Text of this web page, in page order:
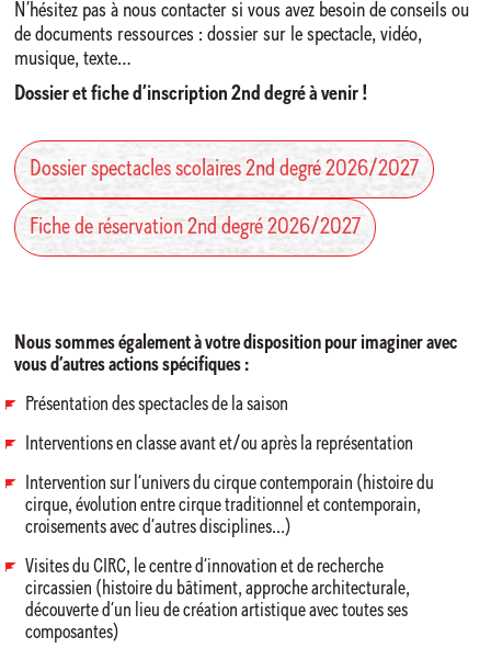
N’hésitez pas à nous contacter si vous avez besoin de conseils ou
de documents ressources : dossier sur le spectacle, vidéo,
musique, texte…
Dossier et fiche d’inscription 2nd degré à venir !
Dossier spectacles scolaires 2nd degré 2026/2027
Fiche de réservation 2nd degré 2026/2027
Nous sommes également à votre disposition pour imaginer avec
vous d’autres actions spécifiques :
Présentation des spectacles de la saison
Interventions en classe avant et/ou après la représentation
Intervention sur l’univers du cirque contemporain (histoire du
cirque, évolution entre cirque traditionnel et contemporain,
croisements avec d’autres disciplines…)
Visites du CIRC, le centre d’innovation et de recherche
circassien (histoire du bâtiment, approche architecturale,
découverte d’un lieu de création artistique avec toutes ses
composantes)